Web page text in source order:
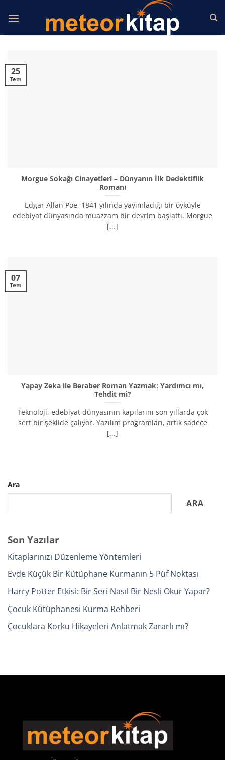
atla
Morgue Sokağı Cinayetleri – Dünyanın İlk Dedektiflik
Romanı
Edgar Allan Poe, 1841 yılında yayımladığı bir öyküyle
edebiyat dünyasında muazzam bir devrim başlattı. Morgue
[...]
25
Tem
Yapay Zeka ile Beraber Roman Yazmak: Yardımcı mı,
Tehdit mi?
Teknoloji, edebiyat dünyasının kapılarını son yıllarda çok
sert bir şekilde çalıyor. Yazılım programları, artık sadece
[...]
07
Tem
Ara
ARA
Son Yazılar
Kitaplarınızı Düzenleme Yöntemleri
Evde Küçük Bir Kütüphane Kurmanın 5 Püf Noktası
Harry Potter Etkisi: Bir Seri Nasıl Bir Nesli Okur Yapar?
Çocuk Kütüphanesi Kurma Rehberi
Çocuklara Korku Hikayeleri Anlatmak Zararlı mı?